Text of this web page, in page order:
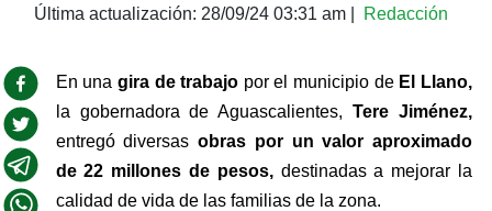
Última actualización: 28/09/24 03:31 am| Redacción
En una gira de trabajo por el municipio de El Llano,
la gobernadora de Aguascalientes,
entregó diversas obras por un valor aproximado
de 22 millones de pesos, destinadas a mejorar la
calidad de vida de las familias de la zona.